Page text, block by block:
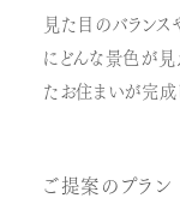
見た目のバラン
にどんな景色が見
たお住まいが完成
ご提案のプラン